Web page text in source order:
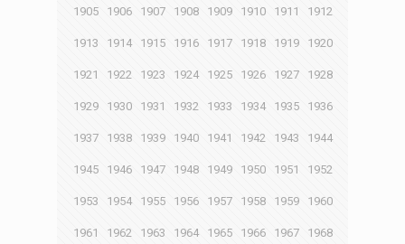
1905 1906 1907 1908 1909 1910 1911 1912
1913 1914 1915 1916 1917 1918 1919 1920
1921 1922 1923 1924 1925 1926 1927 1928
1929 1930 1931 1932 1933 1934 1935 1936
1937 1938 1939 1940 1941 1942 1943 1944
1945 1946 1947 1948 1949 1950 1951 1952
1953 1954 1955 1956 1957 1958 1959 1960
1961 1962 1963 1964 1965 1966 1967 1968